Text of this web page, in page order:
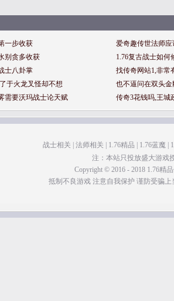
一步收获
爱奇趣传世法师
别贪多收获
1.76复古战士如何
士八卦掌
找传奇网站1,非常
于火龙叉怪却不想
也不逼问在双头
需要沃玛战士论天赋
传奇3花钱吗,王城
战士相关 法师相关 1.76精品 1.76蓝魔|
注：本站只投放盛大游戏
Copyright © 2016 - 2018 1.76精
抵制不良游戏 注意自我保护 谨防受骗